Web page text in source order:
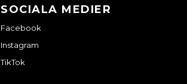
SOCIALA MEDIER
Facebook
Instagram
TikTok